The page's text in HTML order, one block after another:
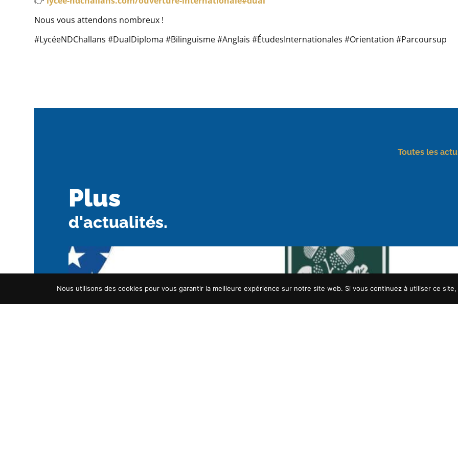
Nous vous attendons nombreux !
#LycéeNDChallans #DualDiploma #Bilinguisme #Anglais #ÉtudesInternationales #Orientation #Parcoursup
Plus
d'actualités.
Toutes les
Nous utilisons des cookies pour vous garantir la meilleure expérience sur notre site web. Si vous continuez à utiliser ce